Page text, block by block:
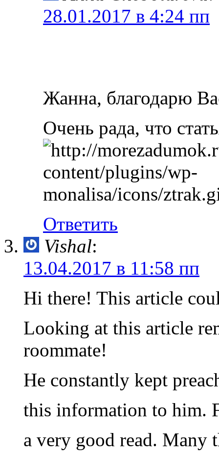
28.01.2017 в 4:24 пп
Жанна, благодарю
Очень рада, что
Ответить
Vishal:
13.04.2017 в 11:58 пп
Hi there! This article
Looking at this article
roommate!
He constantly kept
this information to him.
a very good read. Many